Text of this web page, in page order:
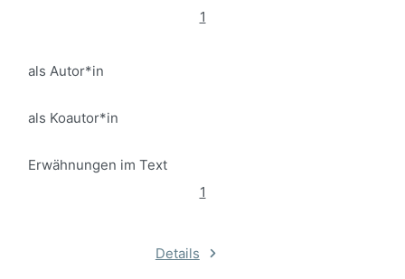
1
als Autor*in
als Koautor*in
Erwähnungen im Text
1
Details